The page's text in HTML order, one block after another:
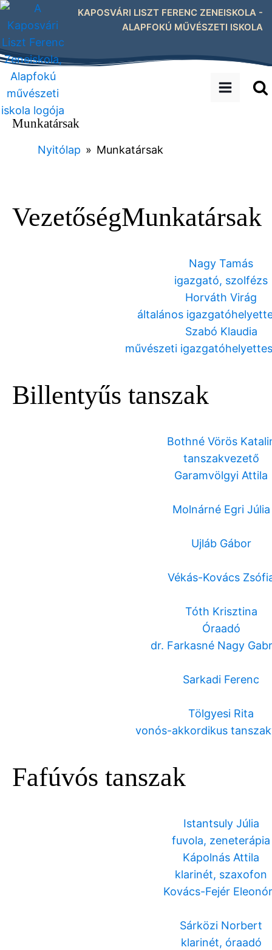
KAPOSVÁRI LISZT FERENC ZENEISKOLA -
ALAPFOKÚ MŰVÉSZETI ISKOLA
Munkatársak
Nyitólap » Munkatársak
VezetőségMunkatársak
Nagy Tamás
igazgató, szolfézs
Horváth Virág
általános
Szabó Klaudia
művészeti
Billentyűs tanszak
Bothné Vörös
tanszakvezető
Garamvölgyi Attila
Molnárné Egri Júlia
Ujláb Gábor
Vékás-Kovács
Tóth Krisztina
Óraadó
dr. Farkasné Nagy
Sarkadi Ferenc
Tölgyesi Rita
vonós-akkordikus
Fafúvós tanszak
Istantsuly Júlia
fuvola, zeneterápia
Kápolnás Attila
klarinét, szaxofon
Kovács-Fejér
Sárközi Norbert
klarinét, óraadó